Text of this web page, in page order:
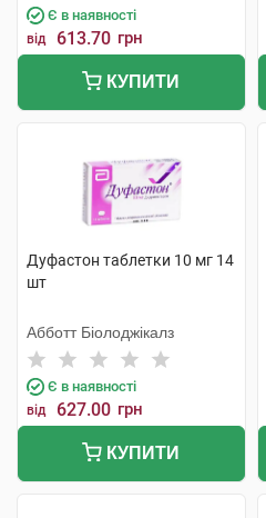
Є в наявності
від 613.70 грн
КУПИТИ
Дуфастон таблетки 10 мг 14
шт
Абботт Біолоджікалз
Є в наявності
від 627.00 грн
КУПИТИ